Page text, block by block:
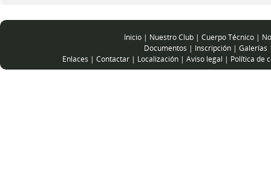
Inicio | Nuestro Club | Cuerpo Técnico |
Documentos | Inscripción | Galerías
Enlaces | Contactar | Localización | Aviso legal | Política de